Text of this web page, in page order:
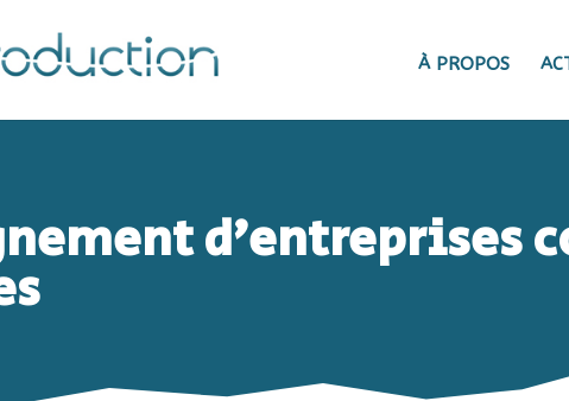
À PROPOS
d’entreprises